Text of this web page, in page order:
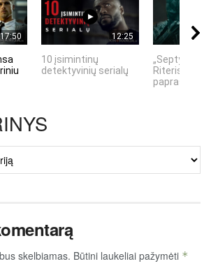
17:50 12:25
10 įsimintinų
detektyvinių serialų
„Septynių
Riteris" – kai
skelbiamas. Būtini laukeliai pažymėti *